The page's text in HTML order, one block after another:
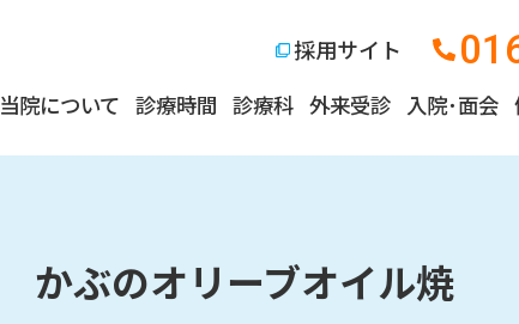
採用サイト
当院について 診療時間 診療科 外来受診 入院･面会
かぶのオリーブオイル焼